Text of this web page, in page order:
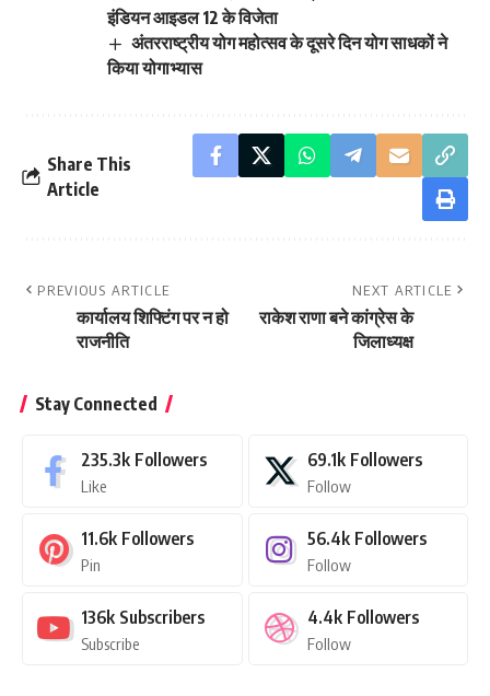
इंडियन आइडल 12 के विजेता
अंतरराष्ट्रीय योग महोत्सव के दूसरे दिन योग साधकों ने
किया योगाभ्यास
Share This
Article
PREVIOUS ARTICLE
कार्यालय शिफ्टिंग पर न हो
राजनीति
NEXT ARTICLE
राकेश राणा बने कांग्रेस के
जिलाध्यक्ष
Stay Connected
235.3k Followers
Like
69.1k Followers
Follow
11.6k Followers
Pin
56.4k Followers
Follow
136k Subscribers
Subscribe
4.4k Followers
Follow